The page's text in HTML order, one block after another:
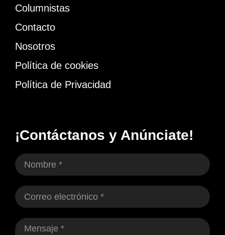
Columnistas
Contacto
Nosotros
Política de cookies
Política de Privacidad
¡Contáctanos y Anúnciate!